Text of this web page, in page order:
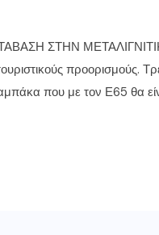
ΣΤΗΝ
προορισμούς.
που με τον Ε65 θα